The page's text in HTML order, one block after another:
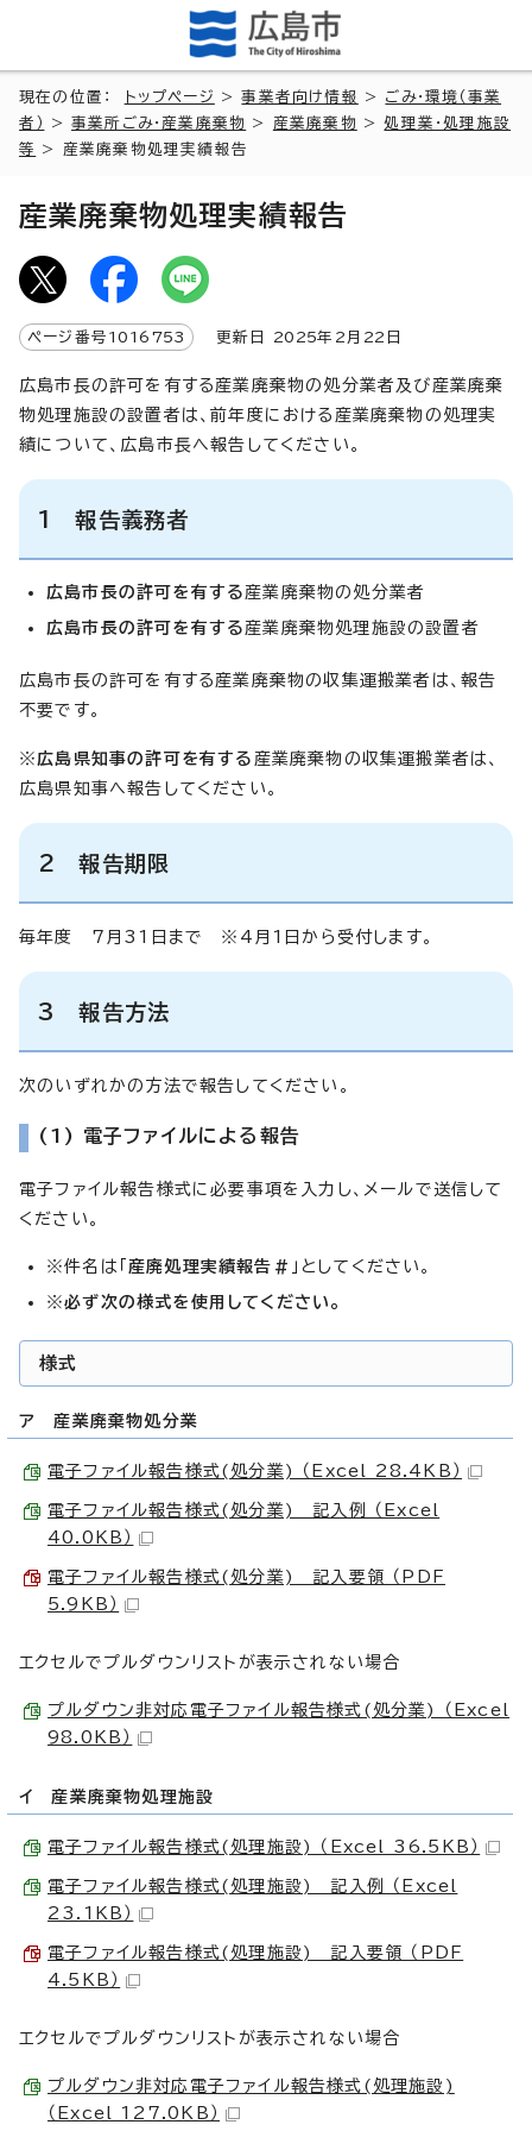
現在の位置： トップページ >事業者向け情報 > ごみ・環境（事業
者）
>事業所ごみ・産業廃棄物 > 産業廃棄物 >処理業・処理施設
等
> 産業廃棄物処理実績報告
産業廃棄物処理実績報告
ページ番号 1016753 更新日 2025年2月 22 日
広島市長の許可を有する産業廃棄物の処分業者及び産業廃棄
物処理施設の設置者は、前年度における産業廃棄物の処理実
績について、広島市長へ報告してください。
1 報告義務者
広島市長の許可を有する 産業廃棄物の処分業者
広島市長の許可を有する 産業廃棄物処理施設の設置者
広島市長の許可を有する産業廃棄物の収集運搬業者は、報告
不要です。
※ 広島県知事の許可を有する 産業廃棄物の収集運搬業者は、
広島県知事へ報告してください。
2 報告期限
毎年度 7月31日まで ※4月1日から受付します。
3 報告方法
次のいずれかの方法で報告してください。
(1) 電子ファイルによる報告
電子ファイル報告様式に必要事項を入力し、メールで送信して
ください。
※件名は「 産廃処理実績報告# 」としてください。
※必ず次の様式を使用してください。
様式
ア 産業廃棄物処分業
電子ファイル報告様式(処分業) （Excel 28.4KB）
電子ファイル報告様式(処分業) 記入例 （Excel
40.0KB）
電子ファイル報告様式(処分業) 記入要領 （PDF
5.9KB）
エクセルでプルダウンリストが表示されない場合
プルダウン非対応電子ファイル報告様式(処分業) （Excel
98.0KB）
イ 産業廃棄物処理施設
電子ファイル報告様式(処理施設) （Excel 36.5KB）
電子ファイル報告様式(処理施設) 記入例 （Excel
23.1KB）
電子ファイル報告様式(処理施設) 記入要領 （PDF
4.5KB）
エクセルでプルダウンリストが表示されない場合
プルダウン非対応電子ファイル報告様式(処理施設)
（Excel 127.0KB）